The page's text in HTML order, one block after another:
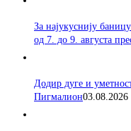
За најукуснију
од 7. до 9. августа
Додир дуге и
Пигмалион03.08.2026